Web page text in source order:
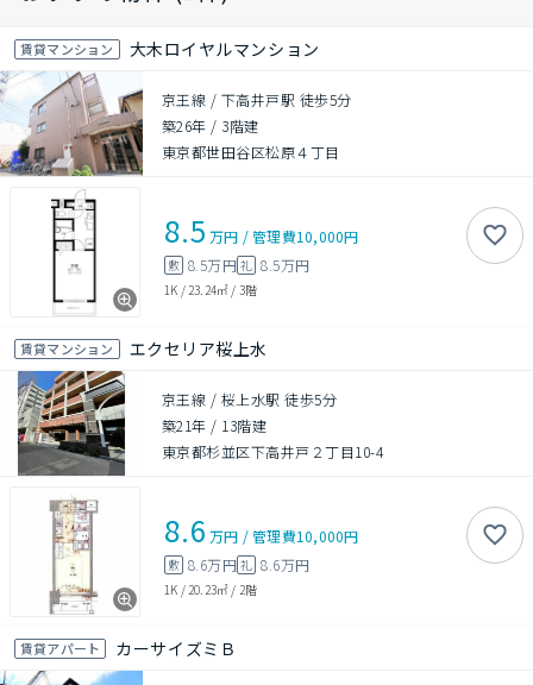
賃貸マンション 大木ロイヤルマンション
京王線 / 下高井戸駅 徒歩5分
築26年 / 3階建
東京都世田谷区松原４丁目
8.5 万円 /管理費10,000円
敷 8.5万円礼 8.5万円
1K / 23.24㎡ / 3階
賃貸マンション エクセリア桜上水
京王線 / 桜上水駅 徒歩5分
築21年 / 13階建
東京都杉並区下高井戸２丁目10-4
8.6 万円 /管理費10,000円
敷 8.6万円礼 8.6万円
1K / 20.23㎡ / 2階
賃貸アパート カーサイズミＢ